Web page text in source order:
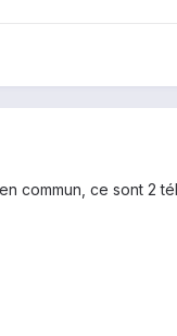
commun, ce sont 2